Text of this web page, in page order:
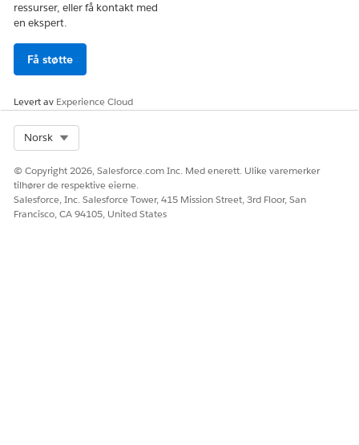
ressurser, eller få kontakt med
en ekspert.
Få støtte
Levert av Experience Cloud
Norsk
© Copyright 2026, Salesforce.com Inc. Med enerett. Ulike varemerker
tilhører de respektive eierne.
Salesforce, Inc. Salesforce Tower, 415 Mission Street, 3rd Floor, San
Francisco, CA 94105, United States